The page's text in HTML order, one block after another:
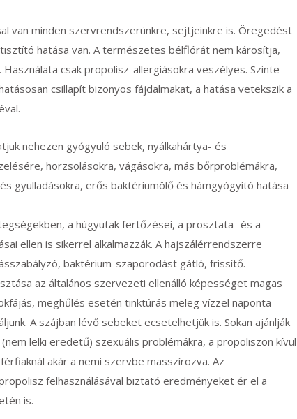
van minden szervrendszerünkre, sejtjeinkre is. Öregedést
hatása van. A természetes bélflórát nem károsítja,
Használata csak propolisz-allergiásokra veszélyes. Szinte
csillapít bizonyos fájdalmakat, a hatása vetekszik a
nehezen gyógyuló sebek, nyálkahártya- és
horzsolásokra, vágásokra, más bőrproblémákra,
gyulladásokra, erős baktériumölő és hámgyógyító hatása
a húgyutak fertőzései, a prosztata- és a
ellen is sikerrel alkalmazzák. A hajszálérrendszerre
baktérium-szaporodást gátló, frissítő.
az általános szervezeti ellenálló képességet magas
meghűlés esetén tinktúrás meleg vízzel naponta
A szájban lévő sebeket ecsetelhetjük is. Sokan ajánlják
lelki eredetű) szexuális problémákra, a propoliszon kívül
akár a nemi szervbe masszírozva. Az
felhasználásával biztató eredményeket ér el a
is.